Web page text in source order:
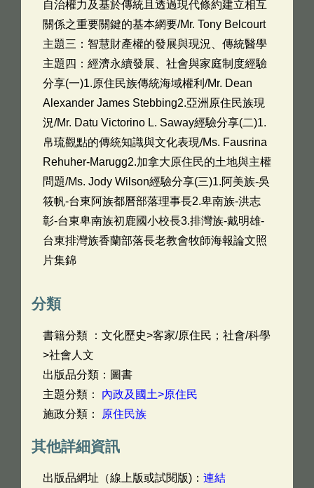
自治權力及基於傳統且透過現代條約建立相互
關係之重要關鍵的基本網要/Mr. Tony Belcourt
主題三：智慧財產權的發展與現況、傳統醫學
主題四：經濟永續發展、社會與家庭制度經驗
分享(一)1.原住民族傳統海域權利/Mr. Dean
Alexander James Stebbing2.亞洲原住民族現
況/Mr. Datu Victorino L. Saway經驗分享(二)1.
帛琉觀點的傳統知識與文化表現/Ms. Fausrina
Rehuher-Marugg2.加拿大原住民的土地與主權
問題/Ms. Jody Wilson經驗分享(三)1.阿美族-吳
筱帆-台東阿族都曆部落理事長2.卑南族-洪志
彰-台東卑南族初鹿國小校長3.排灣族-戴明雄-
台東排灣族香蘭部落長老教會牧師海報論文照
片集錦
分類
書籍分類 ：文化歷史>客家/原住民；社會/科學
>社會人文
出版品分類：圖書
主題分類： 內政及國土>原住民
施政分類：
原住民族
其他詳細資訊
出版品網址（線上版或試閱版)： 連結